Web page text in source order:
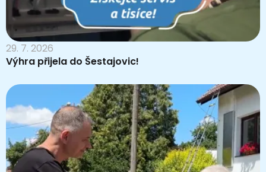
29. 7. 2026
Výhra přijela do Šestajovic!